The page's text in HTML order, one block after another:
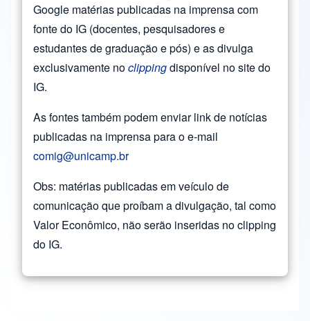
Google matérias publicadas na imprensa com
fonte do IG (docentes, pesquisadores e
estudantes de graduação e pós) e as divulga
exclusivamente noclippingdisponível no site do
IG.
As fontes também podem enviar link de notícias
publicadas na imprensa para o e-mail
comig@unicamp.br
Obs: matérias publicadas em veículo de
comunicação que proíbam a divulgação, tal como
Valor Econômico, não serão inseridas no clipping
do IG.